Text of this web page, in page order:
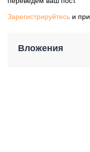
Зарегистрируйтесь и
Вложения